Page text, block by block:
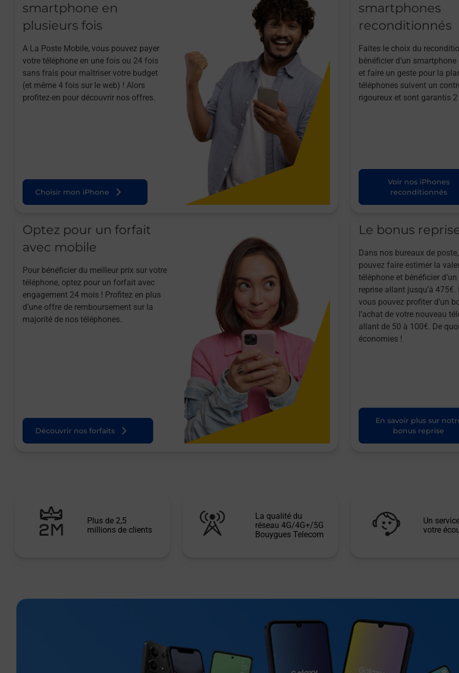
smartphone en
plusieurs fois
A La Poste Mobile, vous pouvez payer
votre téléphone en une fois ou 24 fois
sans frais pour maîtriser votre budget
(et même 4 fois sur le web) ! Alors
profitez-en pour découvrir nos offres.
Choisir mon iPhone
smartphones
reconditionnés
Faites le choix du
bénéficier d’un
et faire un geste pour la
téléphones suivent un
rigoureux et sont garantis 2
Voir nos iPhones
reconditionnés
Optez pour un forfait
avec mobile
Pour bénéficier du meilleur prix sur votre
téléphone, optez pour un forfait avec
engagement 24 mois ! Profitez en plus
d’une offre de remboursement sur la
majorité de nos téléphones.
Découvrir nos forfaits
Le bonus
Dans nos bureaux de
pouvez faire estimer la
téléphone et bénéficier
reprise allant jusqu’à 475€.
vous pouvez profiter d’un
l’achat de votre nouveau
allant de 50 à 100€. De
économies !
En savoir plus sur
bonus reprise
Plus de 2,5
millions de clients
La qualité du
réseau 4G/4G+/5G
Bouygues Telecom
Un
votre